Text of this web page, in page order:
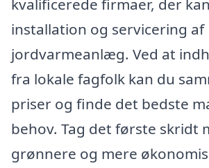
kvalificerede firmaer, der
installation og servicering af
jordvarmeanlæg. Ved at
fra lokale fagfolk kan du
priser og finde det bedste
behov. Tag det første skridt
grønnere og mere